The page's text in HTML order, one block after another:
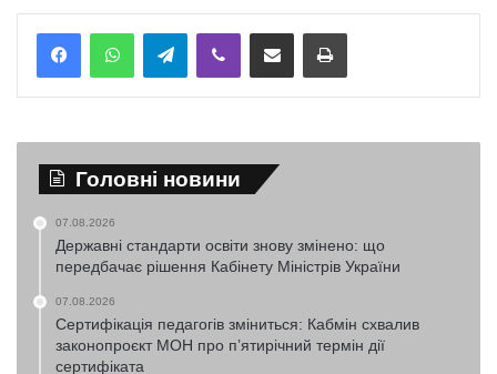
TelegramViber Надіслати електронною поштоюНадрукувати
Головні новини
07.08.2026
Державні стандарти освіти знову змінено: що
передбачає рішення Кабінету Міністрів України
07.08.2026
Сертифікація педагогів зміниться: Кабмін схвалив
законопроєкт МОН про п’ятирічний термін дії
сертифіката